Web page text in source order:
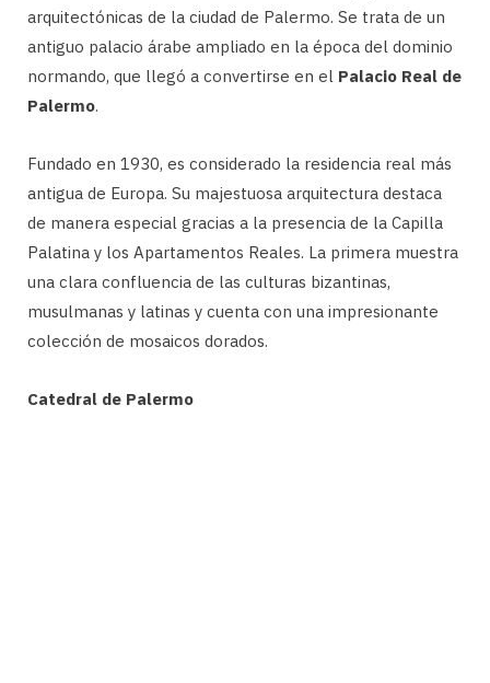
arquitectónicas de la ciudad de Palermo. Se trata de un
antiguo palacio árabe ampliado en la época del dominio
normando, que llegó a convertirse en el Palacio Real de
Palermo.
Fundado en 1930, es considerado la residencia real más
antigua de Europa. Su majestuosa arquitectura destaca
de manera especial gracias a la presencia de la Capilla
Palatina y los Apartamentos Reales. La primera muestra
una clara confluencia de las culturas bizantinas,
musulmanas y latinas y cuenta con una impresionante
colección de mosaicos dorados.
Catedral de Palermo